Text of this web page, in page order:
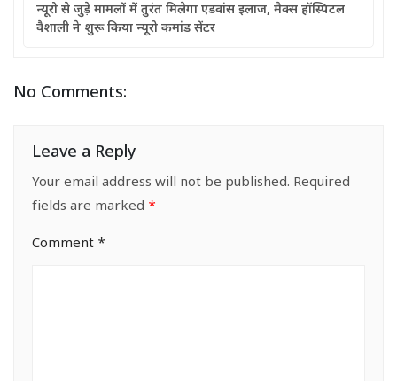
न्यूरो से जुड़े मामलों में तुरंत मिलेगा एडवांस इलाज, मैक्स हॉस्पिटल
वैशाली ने शुरू किया न्यूरो कमांड सेंटर
No Comments:
Leave a Reply
Your email address will not be published. Required
fields are marked *
Comment *